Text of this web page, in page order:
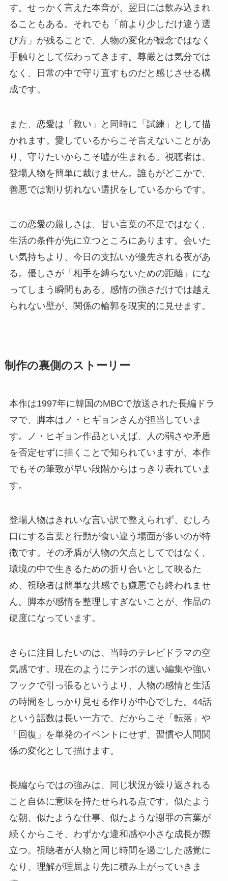
す。せっかく言えた本音が、翌日には飲み込まれ
ることもある。それでも「前より少しだけ違う選
び方」が残ることで、人物の変化が観念ではなく
手触りとして伝わってきます。尊厳とは気分では
なく、日常の中で守り直すものだと感じさせる構
成です。
また、恋愛は「救い」と同時に「試練」として描
かれます。愛しているからこそ言えないことがあ
り、守りたいからこそ嘘が生まれる。視聴者は、
登場人物を簡単に裁けません。誰もがどこかで、
善悪では割り切れない選択をしているからです。
この恋愛の厳しさは、甘い言葉の不足ではなく、
生活の条件が先に立つところにあります。会いた
い気持ちより、今日の支払いが優先される夜があ
る。優しさが「相手を縛らないための距離」にな
ってしまう瞬間もある。感情の強さだけでは越え
られない壁が、関係の輪郭を現実的に見せます。
制作の裏側のストーリー
本作は1997年に韓国のMBCで放送された長編ドラ
マで、脚本はノ・ヒギョンさんが担当していま
す。ノ・ヒギョン作品といえば、人の弱さや矛盾
を否定せずに描くことで知られていますが、本作
でもその筆致が早い段階からはっきり表れていま
す。
登場人物はきれいな言い訳で整えられず、むしろ
口にする言葉と行動が食い違う場面が多いのが特
徴です。その矛盾が人物の欠点としてではなく、
環境の中で生きるための折り合いとして映るた
め、視聴者は簡単な共感でも嫌悪でも終われませ
ん。脚本が感情を整理しすぎないことが、作品の
硬度になっています。
さらに注目したいのは、当時のテレビドラマの空
気感です。現在のようにテンポの速い編集や強い
フックで引っ張るというより、人物の感情と生活
の時間をしっかり見せる作りが中心でした。44話
という話数は長い一方で、だからこそ「転落」や
「回復」を単発のイベントにせず、習慣や人間関
係の変化として描けます。
長編ならではの強みは、同じ状況が繰り返される
こと自体に意味を持たせられる点です。似たよう
な朝、似たような仕事、似たような謝罪の言葉が
続くからこそ、わずかな違和感や小さな成長が際
立つ。視聴者が人物と同じ時間を過ごした感覚に
なり、理解が理屈より先に積み上がっていきま